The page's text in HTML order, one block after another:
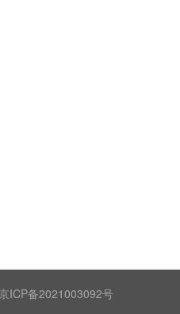
ICP备2021003092号